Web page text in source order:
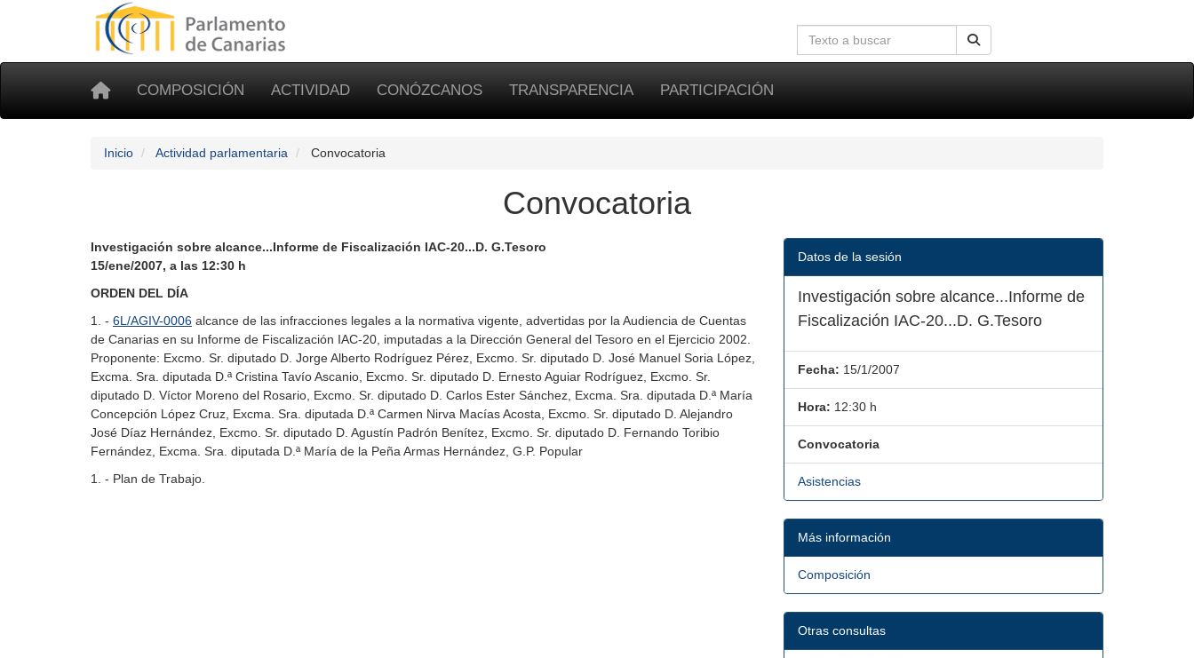
COMPOSICIÓN ACTIVIDAD CONÓZCANOS TRANSPARENCIA PARTICIPACIÓN
Inicio Actividad parlamentaria Convocatoria
Convocatoria
Investigación sobre alcance...Informe de Fiscalización IAC-20...D. G.Tesoro
15/ene/2007, a las 12:30 h
ORDEN DEL DÍA
1. - 6L/AGIV-0006 alcance de las infracciones legales a la normativa vigente, advertidas por la Audiencia de Cuentas
de Canarias en su Informe de Fiscalización IAC-20, imputadas a la Dirección General del Tesoro en el Ejercicio 2002.
Proponente: Excmo. Sr. diputado D. Jorge Alberto Rodríguez Pérez, Excmo. Sr. diputado D. José Manuel Soria López,
Excma. Sra. diputada D.ª Cristina Tavío Ascanio, Excmo. Sr. diputado D. Ernesto Aguiar Rodríguez, Excmo. Sr.
diputado D. Víctor Moreno del Rosario, Excmo. Sr. diputado D. Carlos Ester Sánchez, Excma. Sra. diputada D.ª María
Concepción López Cruz, Excma. Sra. diputada D.ª Carmen Nirva Macías Acosta, Excmo. Sr. diputado D. Alejandro
José Díaz Hernández, Excmo. Sr. diputado D. Agustín Padrón Benítez, Excmo. Sr. diputado D. Fernando Toribio
Fernández, Excma. Sra. diputada D.ª María de la Peña Armas Hernández, G.P. Popular
1. - Plan de Trabajo.
Datos de la sesión
Investigación sobre alcance...Informe de
Fiscalización IAC-20...D. G.Tesoro
Fecha: 15/1/2007
Hora: 12:30 h
Convocatoria
Asistencias
Más información
Composición
Otras consultas